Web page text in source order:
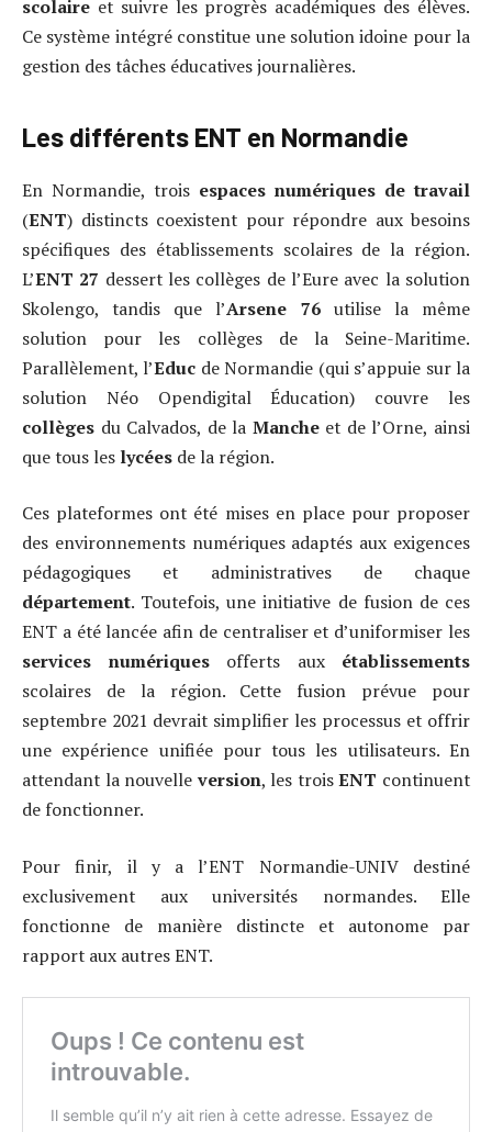
scolaire et suivre les progrès académiques des élèves.
Ce système intégré constitue une solution idoine pour la
gestion des tâches éducatives journalières.
Les différents ENT en Normandie
En Normandie, trois espaces numériques de travail
(ENT) distincts coexistent pour répondre aux besoins
spécifiques des établissements scolaires de la région.
L’ENT 27 dessert les collèges de l’Eure avec la solution
Skolengo, tandis que l’Arsene 76utilise la même
solution pour les collèges de la Seine-Maritime.
Parallèlement, l’Educ de Normandie (qui s’appuie sur la
solution Néo Opendigital Éducation) couvre les
collèges du Calvados, de la Mancheet de l’Orne, ainsi
que tous les lycées de la région.
Ces plateformes ont été mises en place pour proposer
des environnements numériques adaptés aux exigences
pédagogiques et administratives de chaque
département. Toutefois, une initiative de fusion de ces
ENT a été lancée afin de centraliser et d’uniformiser les
services numériquesofferts aux établissements
scolaires de la région. Cette fusion prévue pour
septembre 2021 devrait simplifier les processus et offrir
une expérience unifiée pour tous les utilisateurs. En
attendant la nouvelle version, les troisENT continuent
de fonctionner.
Pour finir, il y a l’ENT Normandie-UNIV destiné
exclusivement aux universités normandes. Elle
fonctionne de manière distincte et autonome par
rapport aux autres ENT.